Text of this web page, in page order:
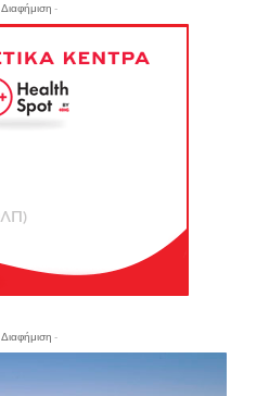
Διαφήμιση -
Διαφήμιση -